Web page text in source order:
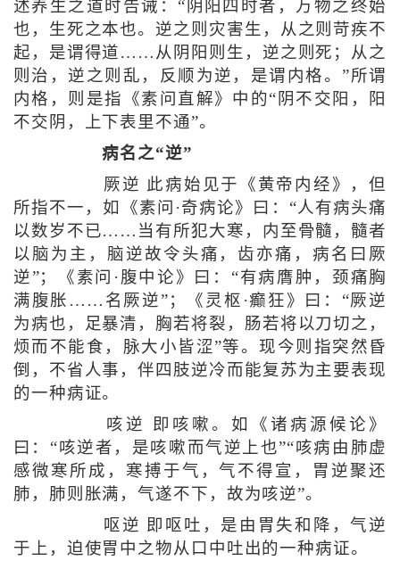
述养生之道时告诫：“阴阳四时者，万物之终始
也，生死之本也。逆之则灾害生，从之则苛疾不
起，是谓得道……从阴阳则生，逆之则死；从之
则治，逆之则乱，反顺为逆，是谓内格。”所谓
内格，则是指《素问直解》中的“阴不交阳，阳
不交阴，上下表里不通”。
病名之“逆”
厥逆 此病始见于《黄帝内经》，但
所指不一，如《素问·奇病论》曰：“人有病头痛
以数岁不已……当有所犯大寒，内至骨髓，髓者
以脑为主，脑逆故令头痛，齿亦痛，病名曰厥
逆”；《素问·腹中论》曰：“有病膺肿，颈痛胸
满腹胀……名厥逆”；《灵枢·癫狂》曰：“厥逆
为病也，足暴清，胸若将裂，肠若将以刀切之，
烦而不能食，脉大小皆涩”等。现今则指突然昏
倒，不省人事，伴四肢逆冷而能复苏为主要表现
的一种病证。
咳逆 即咳嗽。如《诸病源候论》
曰：“咳逆者，是咳嗽而气逆上也”“咳病由肺虚
感微寒所成，寒搏于气，气不得宣，胃逆聚还
肺，肺则胀满，气遂不下，故为咳逆”。
呕逆 即呕吐，是由胃失和降，气逆
于上，迫使胃中之物从口中吐出的一种病证。